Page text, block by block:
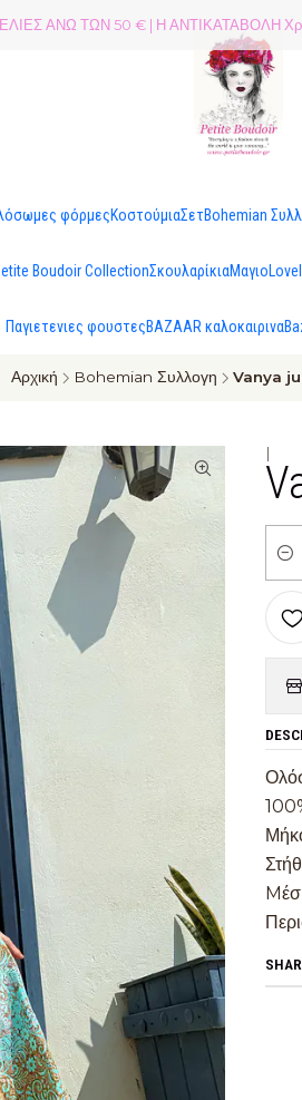
φόρμεςΚοστούμιαΣετBohemian
Boudoir CollectionΣκουλαρίκιαΜαγιo
Παγιετενιες φουστεςBAZAAR καλοκαιρινα
ΑΝΩ ΤΩΝ 50 € | Η ΑΝΤΙΚΑΤΑΒΟΛΗ
Αρχική Bohemian Συλλογη Vanya
|